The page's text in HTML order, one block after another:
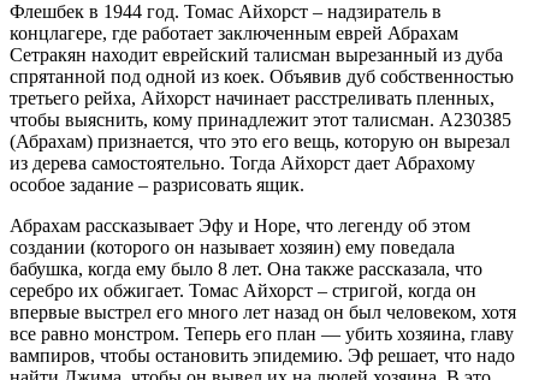
Флешбек в 1944 год. Томас Айхорст – надзиратель в
концлагере, где работает заключенным еврей Абрахам
Сетракян находит еврейский талисман вырезанный из дуба
спрятанной под одной из коек. Объявив дуб собственностью
третьего рейха, Айхорст начинает расстреливать пленных,
чтобы выяснить, кому принадлежит этот талисман. А230385
(Абрахам) признается, что это его вещь, которую он вырезал
из дерева самостоятельно. Тогда Айхорст дает Абрахому
особое задание – разрисовать ящик.
Абрахам рассказывает Эфу и Норе, что легенду об этом
создании (которого он называет хозяин) ему поведала
бабушка, когда ему было 8 лет. Она также рассказала, что
серебро их обжигает. Томас Айхорст – стригой, когда он
впервые выстрел его много лет назад он был человеком, хотя
все равно монстром. Теперь его план — убить хозяина, главу
вампиров, чтобы остановить эпидемию. Эф решает, что надо